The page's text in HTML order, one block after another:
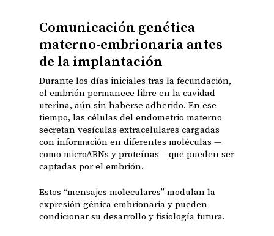
Comunicación genética
materno-embrionaria antes
de la implantación
Durante los días iniciales tras la fecundación,
el embrión permanece libre en la cavidad
uterina, aún sin haberse adherido. En ese
tiempo, las células del endometrio materno
secretan vesículas extracelulares cargadas
con información en diferentes moléculas —
como microARNs y proteínas— que pueden ser
captadas por el embrión.
Estos “mensajes moleculares” modulan la
expresión génica embrionaria y pueden
condicionar su desarrollo y fisiología futura.